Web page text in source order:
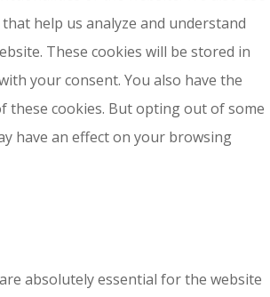
help us analyze and understand
These cookies will be stored in
your consent. You also have the
cookies. But opting out of some
have an effect on your browsing
absolutely essential for the website